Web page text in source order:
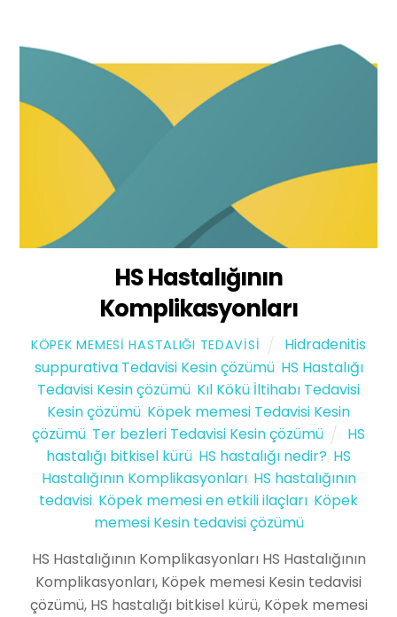
HS Hastalığının
Komplikasyonları
KÖPEK MEMESI HASTALIĞI TEDAVISI
Hidradenitis
suppurativa Tedavisi Kesin çözümü, HS Hastalığı
Tedavisi Kesin çözümü Kıl Kökü İltihabı Tedavisi
Kesin çözümü Köpek memesi Tedavisi Kesin
çözümü, Ter bezleri Tedavisi Kesin çözümü
HS
hastalığı bitkisel kürü HS hastalığı nedir? HS
Hastalığının Komplikasyonları, HS hastalığının
tedavisi Köpek memesi en etkili ilaçları Köpek
memesi Kesin tedavisi çözümü
HS Hastalığının Komplikasyonları HS Hastalığının
Komplikasyonları, Köpek memesi Kesin tedavisi
çözümü, HS hastalığı bitkisel kürü, Köpek memesi